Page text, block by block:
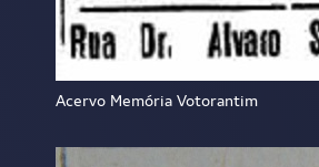
Acervo Memória Votorantim